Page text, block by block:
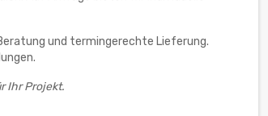
und termingerechte Lieferung.
Ihr Projekt.